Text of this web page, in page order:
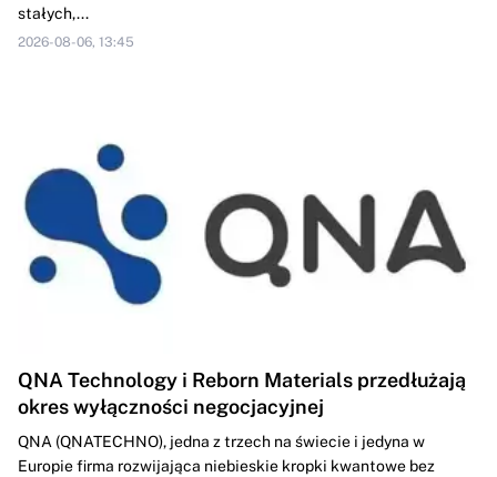
stałych,...
2026-08-06, 13:45
QNA Technology i Reborn Materials przedłużają
okres wyłączności negocjacyjnej
QNA (QNATECHNO), jedna z trzech na świecie i jedyna w
Europie firma rozwijająca niebieskie kropki kwantowe bez